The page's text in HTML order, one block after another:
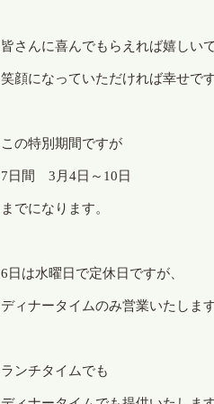
皆さんに喜んでもらえれば嬉しいで
笑顔になっていただければ幸せです
この特別期間ですが
7 日間3 月4日～ 10 日
までになります。
6 日は水曜日で定休日ですが、
ディナータイムのみ営業いたします
ランチタイムでも